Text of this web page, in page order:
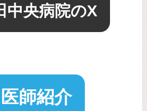
中央病院のX
医師紹介